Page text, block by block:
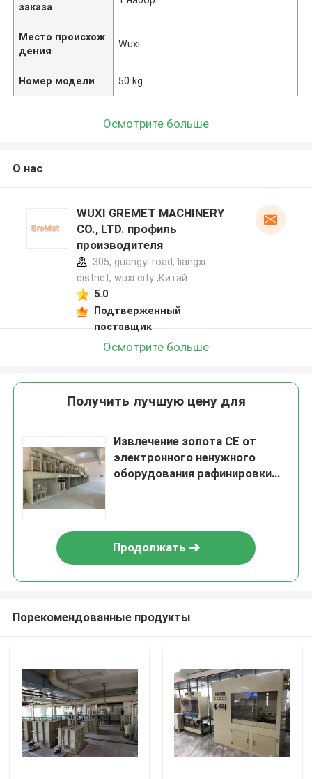
заказа
Место происхож
дения
Wuxi
Номер модели 50 kg
Осмотрите больше
О нас
WUXI GREMET MACHINERY
CO., LTD. профиль
производителя
305, guangyi road, liangxi
district, wuxi city ,Китай
5.0
Подтверженный
поставщик
Осмотрите больше
Получить лучшую цену для
Извлечение золота CE от
электронного ненужного
оборудования рафинировки
Продолжать
Порекомендованные продукты